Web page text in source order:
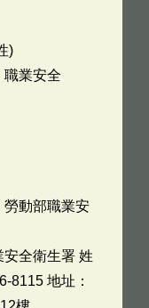
)
職業安全
勞動部職業安
全衛生署 姓
8115 地址：